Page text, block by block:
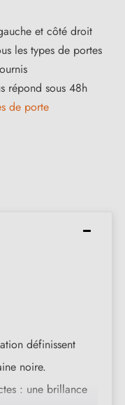
et côté droit
les types de portes
répond sous 48h
de porte
définissent
noire.
: une brillance